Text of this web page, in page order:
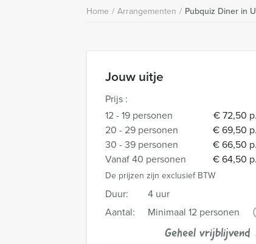
Home / Arrangementen / Pubquiz Diner in
Jouw uitje
Prijs :
12 - 19 personen
€ 72,50
20 - 29 personen
€ 69,50
30 - 39 personen
€ 66,50
Vanaf 40 personen
€ 64,50
De prijzen zijn exclusief BTW
Duur:
4 uur
Aantal:
Minimaal 12 personen
Geheel vrijblijvend